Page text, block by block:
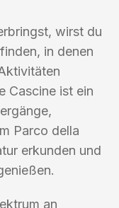
wirst du
in denen
Cascine ist ein
Parco della
erkunden und
an